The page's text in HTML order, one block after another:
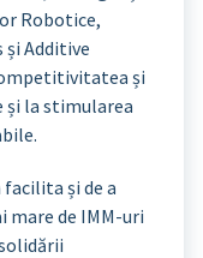
Robotice,
și Additive
și
și la stimularea
și de a
mare de IMM-uri